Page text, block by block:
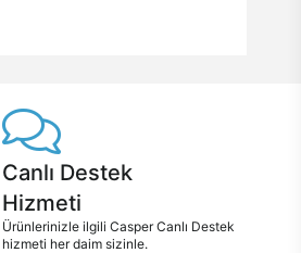
Canlı Destek
Hizmeti
Ürünlerinizle ilgili Casper Canlı Destek
hizmeti her daim sizinle.